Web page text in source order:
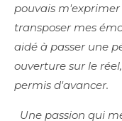
pouvais
transposer mes
aidé à passer une
ouverture sur le
permis d'avancer.
Une passion qui